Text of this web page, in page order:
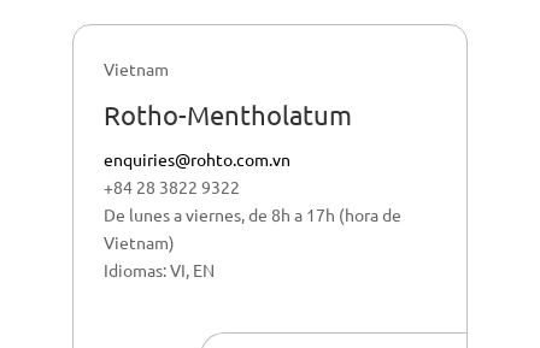
Vietnam
Rotho-Mentholatum
enquiries@rohto.com.vn
+84 28 3822 9322
De lunes a viernes, de 8h a 17h (hora de
Vietnam)
Idiomas: VI, EN